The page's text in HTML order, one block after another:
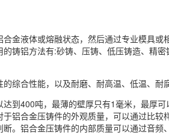
金液体或熔融状态，然后通过专业模具或
铸铝方法有:砂铸、压铸、低压铸造、精
综合性能，以及耐磨、耐高温、低温、耐
到400吨，最薄的壁厚只有1毫米，最厚
铝合金压铸件的外观质量，可以通过比较
。铝合金压铸件的内部质量可以通过音频